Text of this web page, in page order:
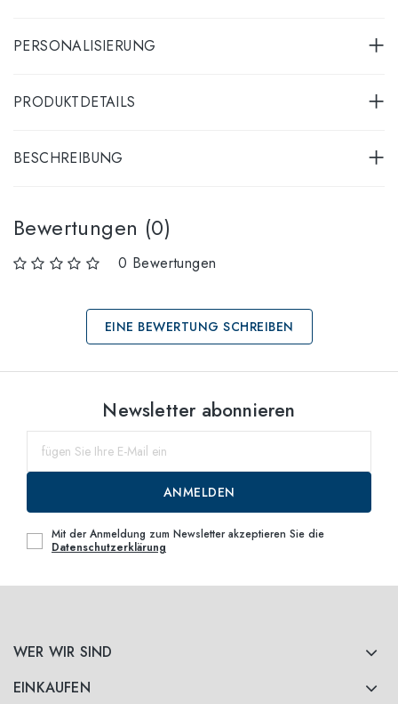
PERSONALISIERUNG
PRODUKTDETAILS
BESCHREIBUNG
Bewertungen (0)
0 Bewertungen
EINE BEWERTUNG SCHREIBEN
Größen auswählen
60
bis zum
WER WIR SIND
EINKAUFEN
Newsletter abonnieren
ANMELDEN
Mit der Anmeldung zum Newsletter akzeptieren Sie die
Datenschutzerklärung